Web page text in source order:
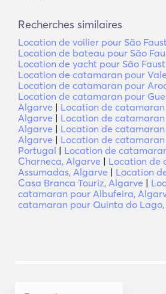
Recherches similaires
Location de voilier pour São
Location de bateau pour São
Location de yacht pour São
Location de catamaran pour
Location de catamaran pour
Location de catamaran pour
Algarve | Location de catamaran
Algarve | Location de
Algarve | Location de
Algarve | Location de
Portugal | Location de
Charneca, Algarve | Location de
Assumadas, Algarve | Location
Casa Branca Touriz, Algarve |
catamaran pour Albufeira,
catamaran pour Quinta do